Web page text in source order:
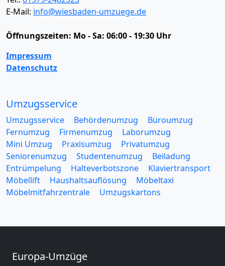
E-Mail: info@wiesbaden-umzuege.de
Öffnungszeiten: Mo - Sa: 06:00 - 19:30 Uhr
Impressum
Datenschutz
Umzugsservice
Umzugsservice Behördenumzug
Büroumzug
Fernumzug
Firmenumzug
Laborumzug
Mini Umzug
Praxisumzug
Privatumzug
Seniorenumzug
Studentenumzug
Beiladung
Entrümpelung
Halteverbotszone
Klaviertransport
Möbellift
Haushaltsauflösung
Möbeltaxi
Möbelmitfahrzentrale
Umzugskartons
Europa-Umzüge